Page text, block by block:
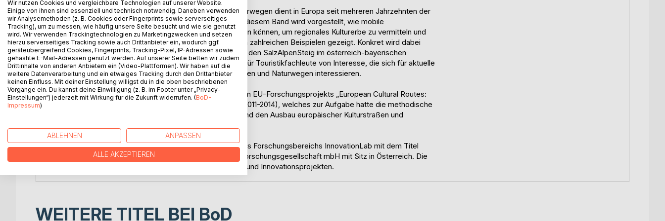
Die Schaffung und Etablierung von Kulturstraßen und Naturwegen dient in Europa seit mehreren Jahrzehnten der
Entwicklung touristischer Netzwerke und Attraktionen. In diesem Band wird vorgestellt, wie mobile
Kommunikationsmittel und Social Media eingesetzt werden können, um regionales Kulturerbe zu vermitteln und
nachhaltigen Tourismus zu fördern. Dies wird mit Hilfe von zahlreichen Beispielen gezeigt. Konkret wird dabei
insbesondere die prototypische Umsetzung einer App für den SalzAlpenSteig im österreich-bayerischen
Grenzgebiet im Detail präsentiert. Der Band ist dabei v.a. für Touristikfachleute von Interesse, die sich für aktuelle
Einsatzbeispiele von mobilen Technologien für Kulturstraßen und Naturwegen interessieren.
Der Band beruht dabei auf Forschungsarbeiten dreijährigen EU-Forschungsprojekts „European Cultural Routes:
Transferring Experiences, Sharing Solutions” (CERTESS 2011-2014), welches zur Aufgabe hatte die methodische
Entwicklung, das Management sowie die Verbesserung und den Ausbau europäischer Kulturstraßen und
Gleichzeitig ist der Band der erste in der Schriftenreihe des Forschungsbereichs InnovationLab mit dem Titel
„InnovationLab Arbeitsberichte“ der Salzburg Research Forschungsgesellschaft mbH mit Sitz in Österreich. Die
Schriftenreihe dokumentiert Ergebnisse aus Forschungs- und Innovationsprojekten.
WEITERE TITEL BEI BoD
Wir nutzen Cookies und vergleichbare Technologien auf unserer Website.
Einige von ihnen sind essenziell und technisch notwendig. Daneben verwenden
wir Analysemethoden (z. B. Cookies oder Fingerprints sowie serverseitiges
Tracking), um zu messen, wie häufig unsere Seite besucht und wie sie genutzt
wird. Wir verwenden Trackingtechnologien zu Marketingzwecken und setzen
hierzu serverseitiges Tracking sowie auch Drittanbieter ein, wodurch ggf.
geräteübergreifend Cookies, Fingerprints, Tracking-Pixel, IP-Adressen sowie
gehashte E-Mail-Adressen genutzt werden. Auf unserer Seite betten wir zudem
Drittinhalte von anderen Anbietern ein (Video-Plattformen). Wir haben auf die
weitere Datenverarbeitung und ein etwaiges Tracking durch den Drittanbieter
keinen Einfluss. Mit deiner Einstellung willigst du in die oben beschriebenen
Vorgänge ein. Du kannst deine Einwilligung (z. B. im Footer unter „Privacy-
Einstellungen“) jederzeit mit Wirkung für die Zukunft widerrufen. (BoD-
Impressum)
ABLEHNEN ANPASSEN
ALLE AKZEPTIEREN